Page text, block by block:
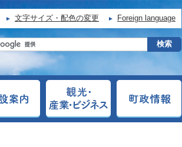
文字サイズ・配色の変更 Foreign language